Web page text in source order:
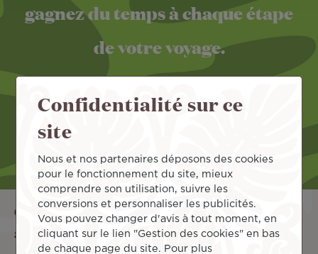
gagnez du temps à chaque étape
de votre voyage.
Combien coûte le Priority Pass dans les
aéroports desservis par Air Tahiti Nui ?
Confidentialité sur ce
site
Nous et nos partenaires déposons des cookies
pour le fonctionnement du site, mieux
comprendre son utilisation, suivre les
conversions et personnaliser les publicités.
Vous pouvez changer d'avis à tout moment, en
cliquant sur le lien "Gestion des cookies" en bas
de chaque page du site. Pour plus